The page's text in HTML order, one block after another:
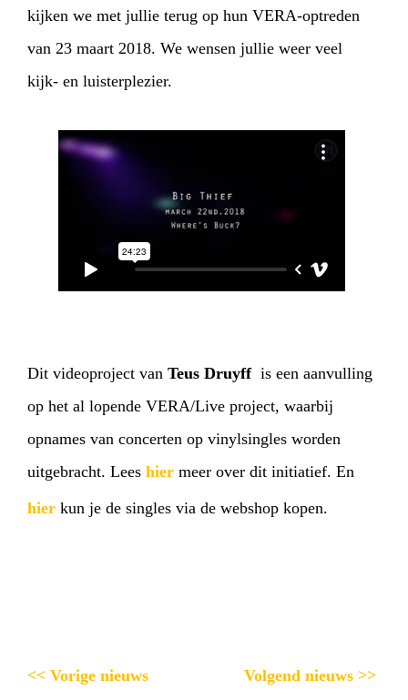
kijken we met jullie terug op hun VERA-optreden
van 23 maart 2018. We wensen jullie weer veel
kijk- en luisterplezier.
Dit videoproject van Teus Druyffis een aanvulling
op het al lopende VERA/Live project, waarbij
opnames van concerten op vinylsingles worden
uitgebracht. Lees hier meer over dit initiatief. En
hier kun je de singles via de webshop kopen.
<< Vorige nieuws Volgend nieuws >>